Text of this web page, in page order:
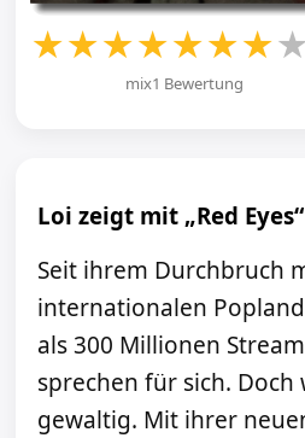
★★★★★★★★
mix1 Bewertung
Loi zeigt mit „Red
Seit ihrem Durchbruch
internationalen
als 300 Millionen
sprechen für sich.
gewaltig. Mit ihrer